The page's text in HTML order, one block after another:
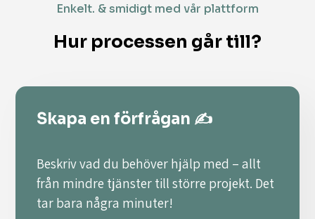
Enkelt. & smidigt med vår plattform
Hur processen går till?
Skapa en förfrågan ✍️
Beskriv vad du behöver hjälp med – allt
från mindre tjänster till större projekt. Det
tar bara några minuter!